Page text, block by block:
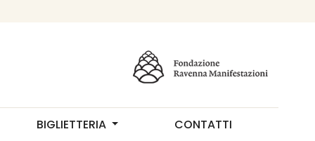
BIGLIETTERIA CONTATTI